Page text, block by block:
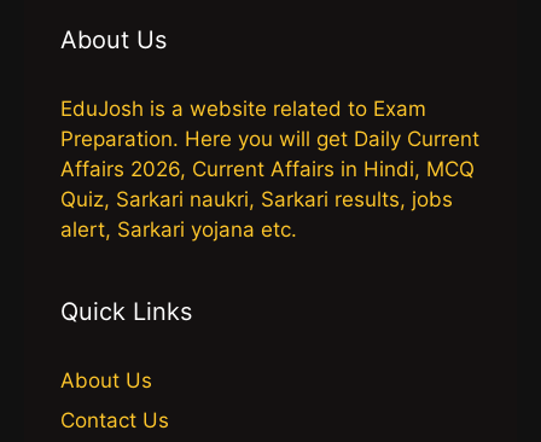
About Us
EduJosh is a website related to Exam
Preparation. Here you will get Daily Current
Affairs 2026, Current Affairs in Hindi, MCQ
Quiz, Sarkari naukri, Sarkari results, jobs
alert, Sarkari yojana etc.
Quick Links
About Us
Contact Us